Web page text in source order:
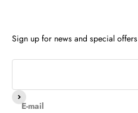
Sign up for news and special offers
E-mail
Subscribe